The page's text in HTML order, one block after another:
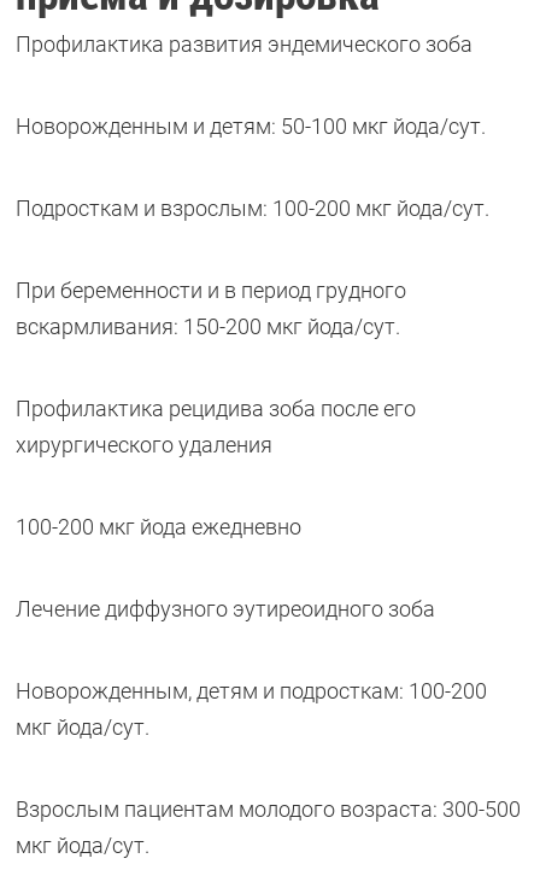
Профилактика развития эндемического зоба
Новорожденным и детям: 50-100 мкг йода/сут.
Подросткам и взрослым: 100-200 мкг йода/сут.
При беременности и в период грудного
вскармливания: 150-200 мкг йода/сут.
Профилактика рецидива зоба после его
хирургического удаления
100-200 мкг йода ежедневно
Лечение диффузного эутиреоидного зоба
Новорожденным, детям и подросткам: 100-200
мкг йода/сут.
Взрослым пациентам молодого возраста: 300-500
мкг йода/сут.